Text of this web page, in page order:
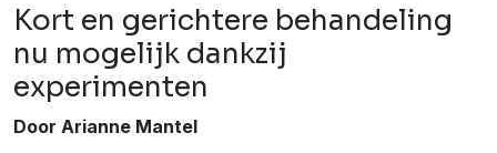
Kort en gerichtere behandeling
nu mogelijk dankzij
experimenten
Door Arianne Mantel